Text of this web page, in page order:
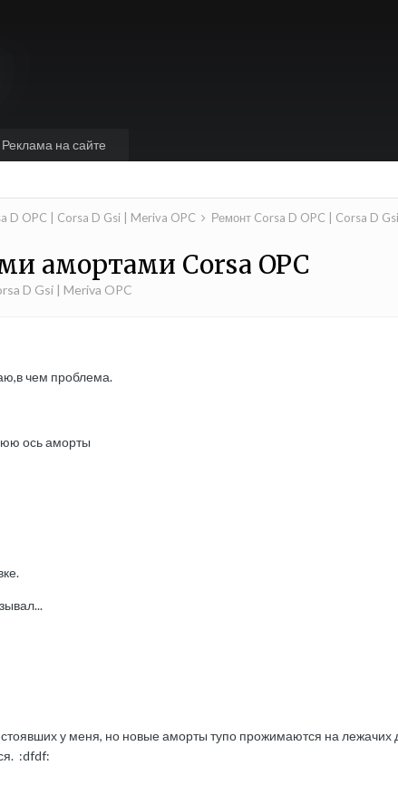
Реклама на сайте
D OPC | Corsa D Gsi | Meriva OPC Ремонт Corsa D OPC | Corsa D
амортами Corsa OPC
D Gsi | Meriva OPC
чем проблема.
ось аморты
стоявших у меня, но новые аморты тупо прожимаются на лежачих
:dfdf: